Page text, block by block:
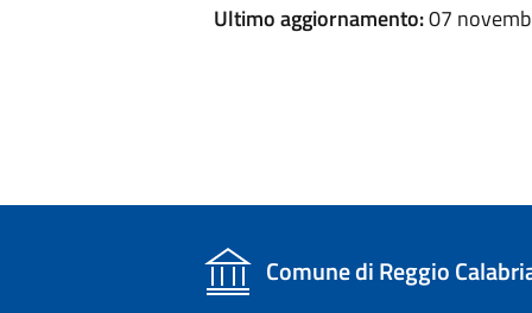
Ultimo aggiornamento:07
Comune di Reggio